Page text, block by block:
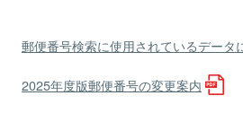
郵便番号検索に使用されているデータ
2025年度版郵便番号の変更案内